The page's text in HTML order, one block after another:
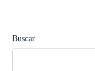
Buscar